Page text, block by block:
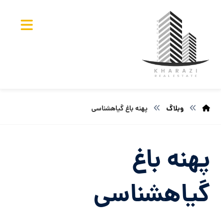
وبلاگ پهنه باغ گیاهشناسی
پهنه باغ
گیاهشناسی